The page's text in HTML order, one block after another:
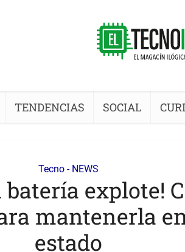
TENDENCIAS SOCIAL
Tecno - NEWS
batería explote!
mantenerla
estado